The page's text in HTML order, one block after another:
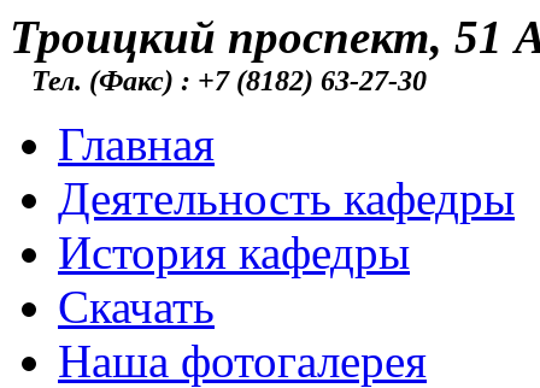
Троицкий проспект, 51
Тел. (Факс) : +7 (8182) 63-27-30
Главная
Деятельность кафедры
История кафедры
Скачать
Наша фотогалерея